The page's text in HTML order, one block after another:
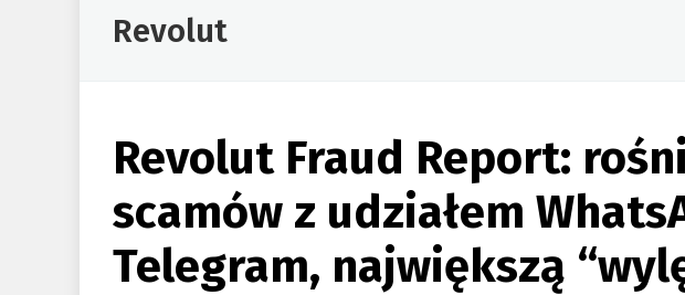
Revolut
Revolut Fraud Report:
scamów z udziałem
Telegram, największą